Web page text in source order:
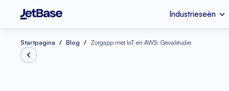
Industrieseën
Industrieseën EHR & EMR
Diensten Legacy code
Technologieën
Startpagina Blog Zorgapp met IoT en AWS: Gevalstudie